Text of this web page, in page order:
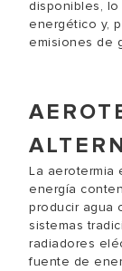
disponibles,
energético y,
emisiones de
La aerotermia
energía
producir agua
sistemas
radiadores
fuente de